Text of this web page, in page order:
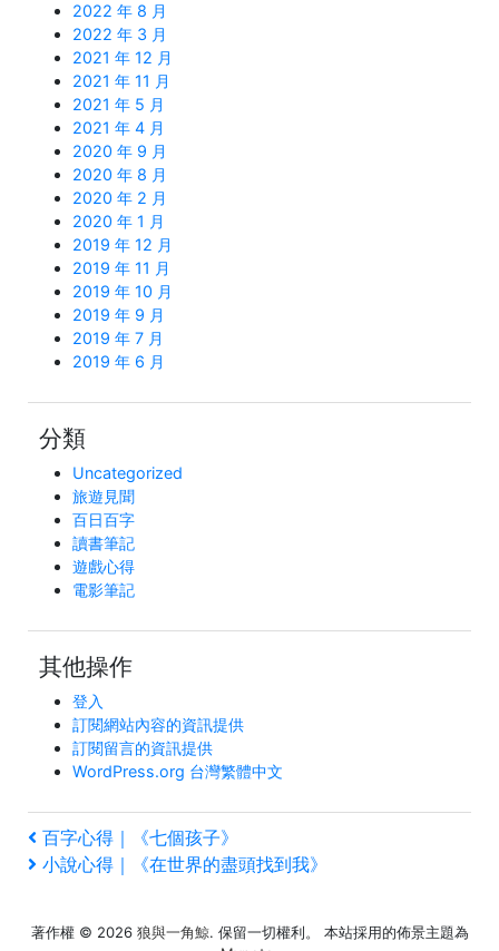
2022 年 8 月
2022 年 3 月
2021 年 12 月
2021 年 11 月
2021 年 5 月
2021 年 4 月
2020 年 9 月
2020 年 8 月
2020 年 2 月
2020 年 1 月
2019 年 12 月
2019 年 11 月
2019 年 10 月
2019 年 9 月
2019 年 7 月
2019 年 6 月
分類
Uncategorized
旅遊見聞
百日百字
讀書筆記
遊戲心得
電影筆記
其他操作
登入
訂閱網站內容的資訊提供
訂閱留言的資訊提供
WordPress.org 台灣繁體中文
文
章
導
上
一
章
百字心得｜《七個孩子》
下
文
小說心得｜《在世界的盡頭找到我》
著作權 © 2026 狼與一角鯨. 保留一切權利。 本站採用的佈景主題為